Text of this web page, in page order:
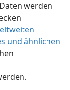
werden
und ähnlichen
of Pennsylvania
Anmelden